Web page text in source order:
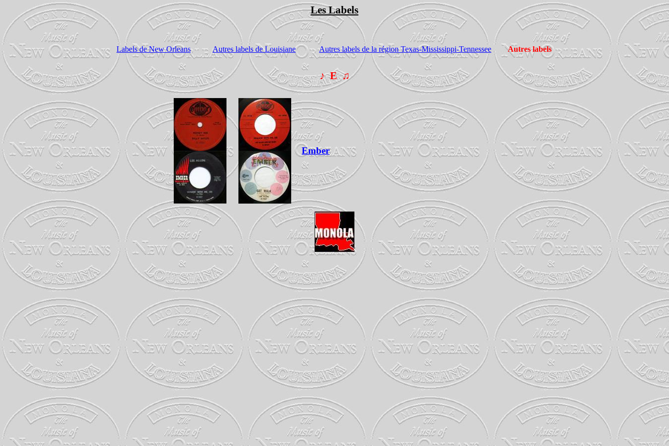
Les Labels
Labels de New Orleans Autres labels de Louisiane Autres labels de la région Texas-Mississippi-Tennessee Autres labels
♪ E ♫
Ember